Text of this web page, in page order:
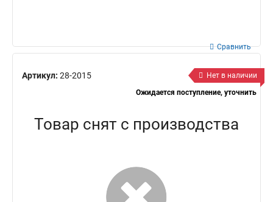
Артикул: 28-2015
Сравнить
Нет в наличии
Ожидается поступление, уточнить
Товар снят с производства